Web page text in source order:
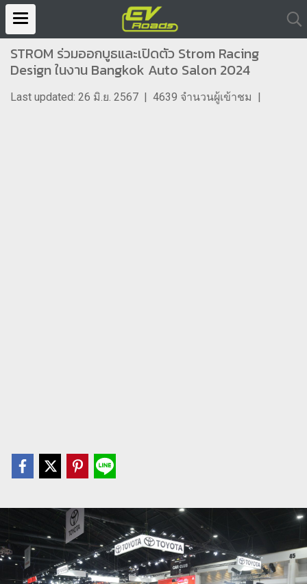
STROM ร่วมออกบูธและเปิดตัว Strom Racing
Design ในงาน Bangkok Auto Salon 2024
Last updated: 26 มิ.ย. 2567 | 4639 จำนวนผู้เข้าชม |